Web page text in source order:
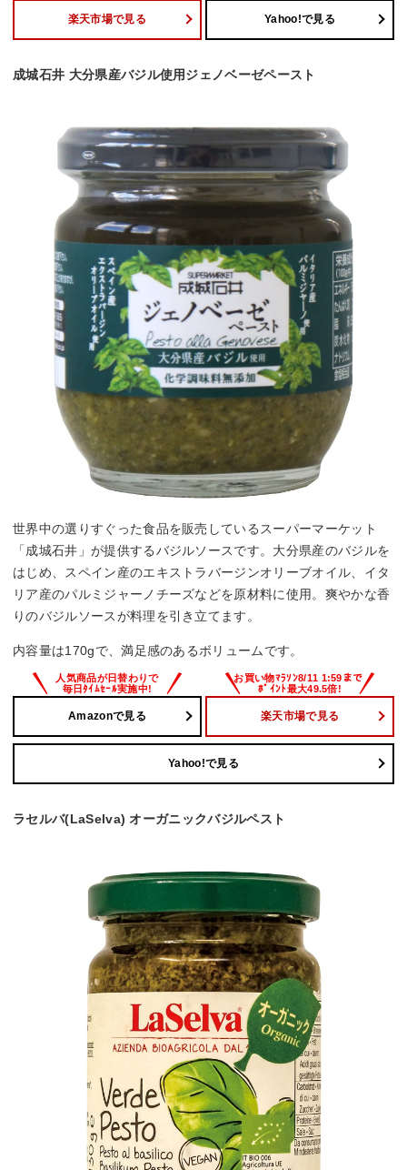
楽天市場で見る Yahoo!で見る
成城石井 大分県産バジル使用ジェノベーゼペースト
世界中の選りすぐった食品を販売しているスーパーマーケット
「成城石井」が提供するバジルソースです。大分県産のバジルを
はじめ、スペイン産のエキストラバージンオリーブオイル、イタ
リア産のパルミジャーノチーズなどを原材料に使用。爽やかな香
りのバジルソースが料理を引き立てます。
内容量は170gで、満足感のあるボリュームです。
Amazonで見る 楽天市場で見る
Yahoo!で見る
ラセルバ(LaSelva) オーガニックバジルペスト